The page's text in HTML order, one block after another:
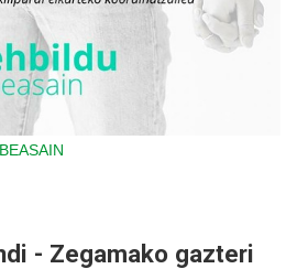
BEASAIN
- Zegamako gazteri